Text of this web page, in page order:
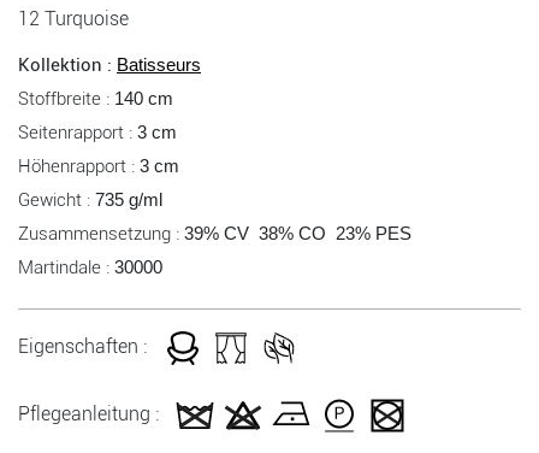
12 Turquoise
Kollektion : Batisseurs
Stoffbreite : 140 cm
Seitenrapport : 3 cm
Höhenrapport : 3 cm
Gewicht : 735 g/ml
Zusammensetzung : 39% CV 38% CO 23% PES
Martindale : 30000
Eigenschaften :
Pflegeanleitung :